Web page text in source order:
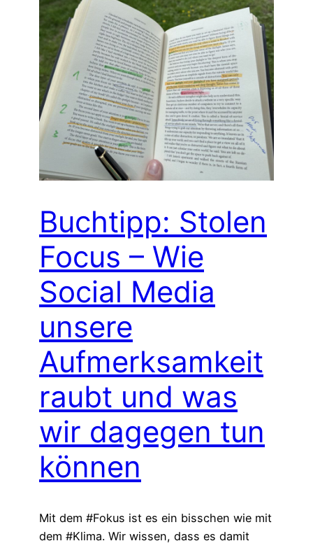
Buchtipp: Stolen
Focus – Wie
Social Media
unsere
Aufmerksamkeit
raubt und was
wir dagegen tun
können
Mit dem #Fokus ist es ein bisschen wie mit
dem #Klima. Wir wissen, dass es damit